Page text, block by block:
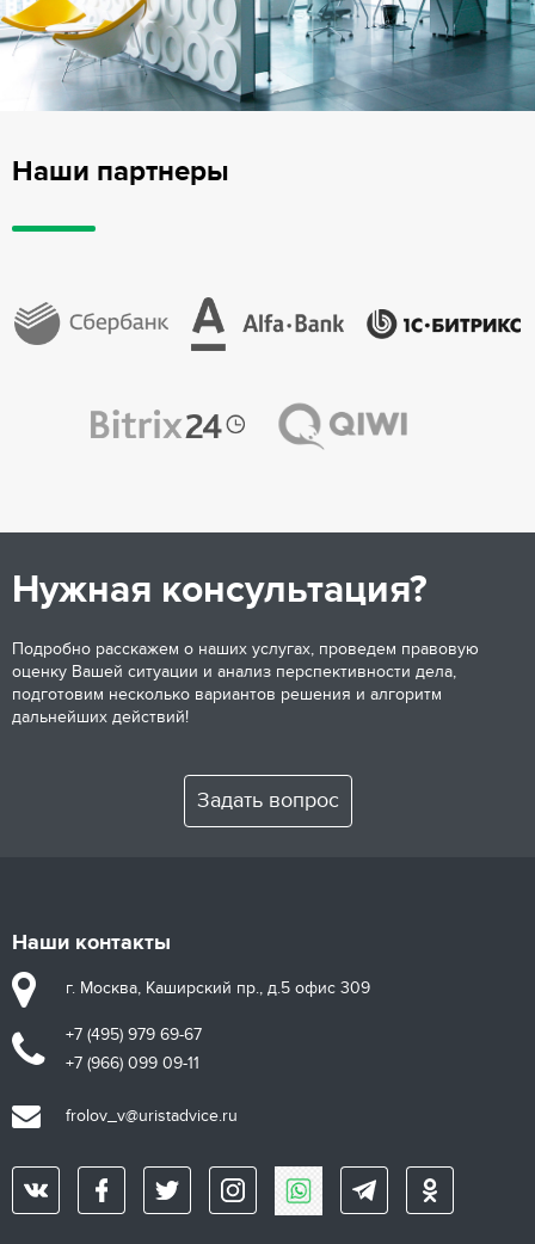
Наши партнеры
Нужная консультация?
Подробно расскажем о наших услугах, проведем правовую
оценку Вашей ситуации и анализ перспективности дела,
подготовим несколько вариантов решения и алгоритм
дальнейших действий!
Задать вопрос
Наши контакты
г. Москва, Каширский пр., д.5 офис 309
+7 (495) 979 69-67
+7 (966) 099 09-11
frolov_v@uristadvice.ru